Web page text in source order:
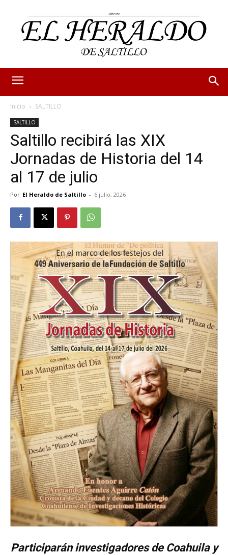
Inicio SALTILLO
SALTILLO
Saltillo recibirá las XIX
Jornadas de Historia del 14
al 17 de julio
Por El Heraldo de Saltillo - 6 julio, 2026
Participarán investigadores de Coahuila y